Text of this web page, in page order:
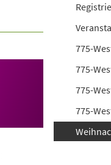
775-
775-
775-
775-